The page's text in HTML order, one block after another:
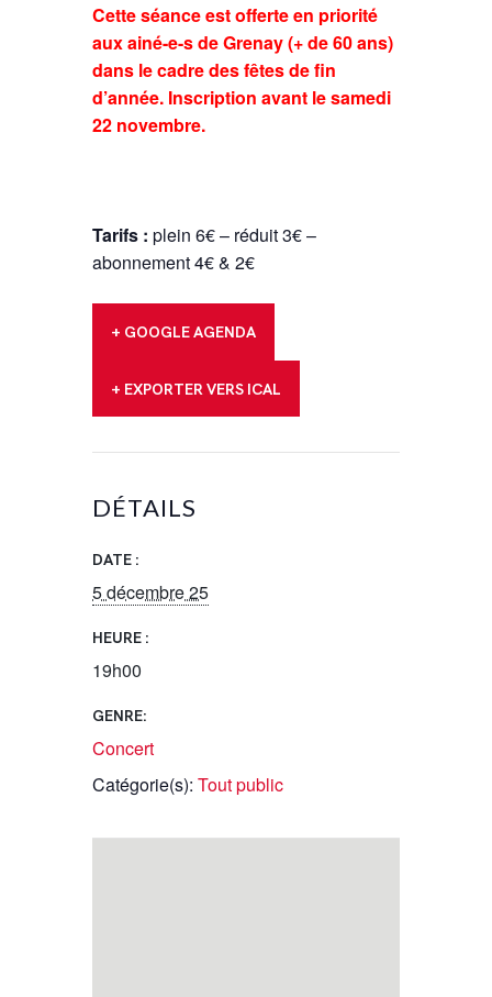
Cette séance est offerte en priorité
aux ainé-e-s de Grenay (+ de 60 ans)
dans le cadre des fêtes de fin
d’année. Inscription avant le samedi
22 novembre.
Tarifs : plein 6€ – réduit 3€ –
abonnement 4€ & 2€
+ GOOGLE AGENDA
+ EXPORTER VERS ICAL
DÉTAILS
DATE :
5 décembre 25
HEURE :
19h00
GENRE:
Concert
Catégorie(s): Tout public